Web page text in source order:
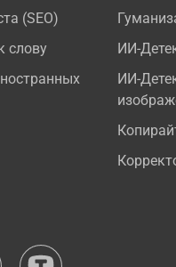
(SEO)
слову
ИИ-
ИИ-